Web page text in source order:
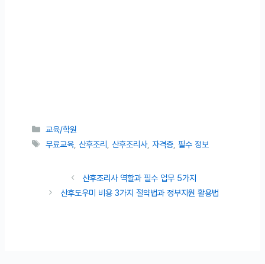
카테고리
교육/학원
태그
무료교육 산후조리 산후조리사,자격증 ,필수 정보
산후조리사 역할과 필수 업무 5가지
산후도우미 비용 3가지 절약법과 정부지원 활용법